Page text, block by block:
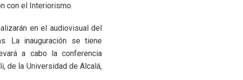
con el Interiorismo.
en el audiovisual del
La inauguración se tiene
a cabo la conferencia
de la Universidad de Alcalá,